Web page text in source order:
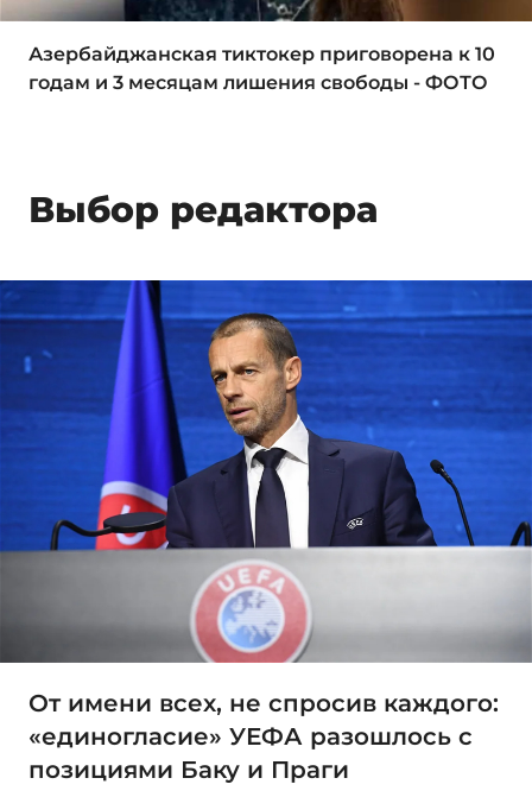
Азербайджанская тиктокер приговорена к 10
годам и 3 месяцам лишения свободы - ФОТО
Выбор редактора
От имени всех, не спросив каждого:
«единогласие» УЕФА разошлось с
позициями Баку и Праги